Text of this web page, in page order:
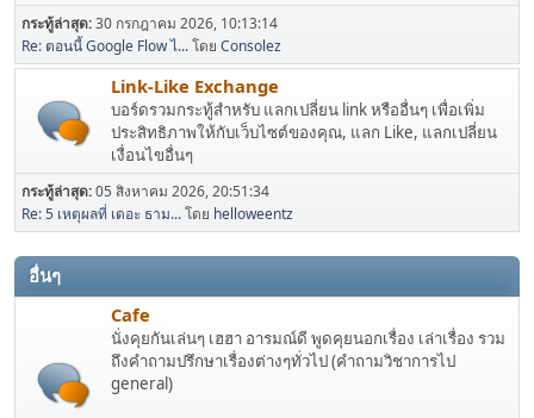
กระทู้ล่าสุด:30 กรกฎาคม 2026, 10:13:14
Re: ตอนนี้ Google Flow ไ...โดย Consolez
Link-Like Exchange
บอร์ดรวมกระทู้สำหรับ แลกเปลี่ยน link หรืออื่นๆ เพื่อเพิ่ม
ประสิทธิภาพให้กับเว็บไซต์ของคุณ, แลก Like, แลกเปลี่ยน
เงื่อนไขอื่นๆ
กระทู้ล่าสุด:05 สิงหาคม 2026, 20:51:34
Re: 5 เหตุผลที่ เดอะ ธาม...โดย helloweentz
อื่นๆ
Cafe
นั่งคุยกันเล่นๆ เฮฮา อารมณ์ดี พูดคุยนอกเรื่อง เล่าเรื่อง รวม
ถึงคำถามปรึกษาเรื่องต่างๆทั่วไป (คำถามวิชาการไป
general)